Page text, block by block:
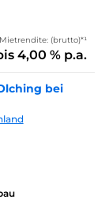
Mietrendite: (brutto)*¹
4,00 % p.a.
bei